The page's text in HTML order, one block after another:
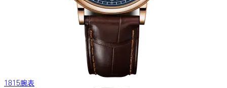
1815腕表